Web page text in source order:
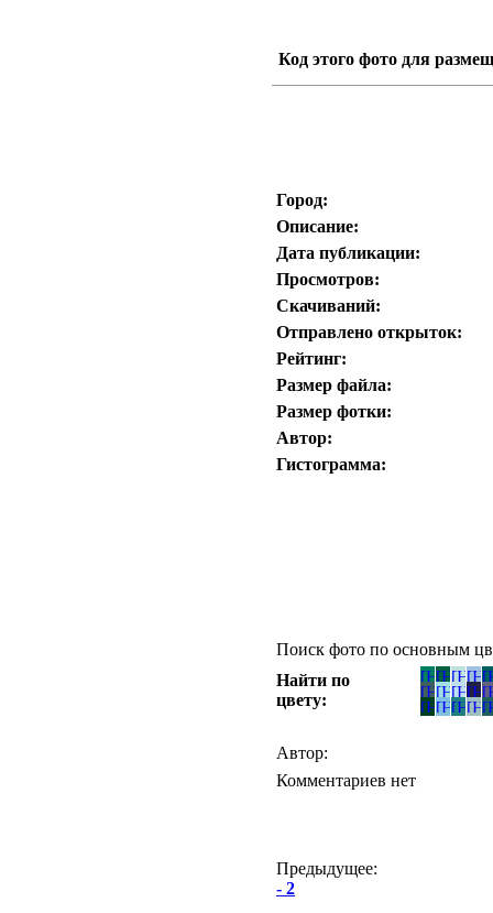
Код этого фото для
Город:
Описание:
Дата публикации:
Просмотров:
Скачиваний:
Отправлено открыток:
Рейтинг:
Размер файла:
Размер фотки:
Автор:
Гистограмма:
Поиск фото по основным
Найти по
цвету:
Автор:
Комментариев нет
Предыдущее:
- 2